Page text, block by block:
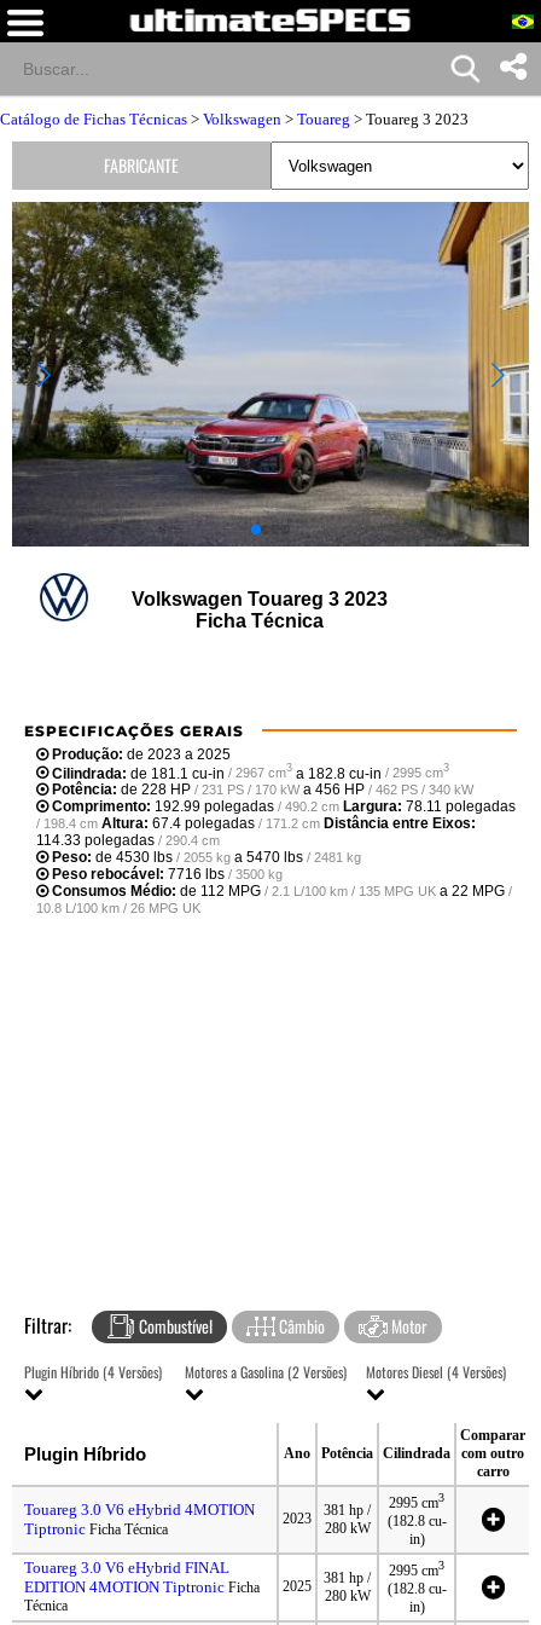
Catálogo de Fichas Técnicas > Volkswagen > Touareg > Touareg 3 2023
Volkswagen Touareg 3 2023
Ficha Técnica
ESPECIFICAÇÕES GERAIS
Produção: de 2023 a 2025
Cilindrada: de 181.1 cu-in / 2967 cm3 a 182.8 cu-in / 2995 cm3
Potência: de 228 HP / 231 PS / 170 kWa 456 HP / 462 PS / 340 kW
Comprimento: 192.99 polegadas / 490.2 cm Largura: 78.11 polegadas
/ 198.4 cm Altura: 67.4 polegadas / 171.2 cm Distância entre Eixos:
114.33 polegadas / 290.4 cm
Peso: de 4530 lbs / 2055 kg a 5470 lbs / 2481 kg
Peso rebocável: 7716 lbs / 3500 kg
Consumos Médio: de 112 MPG / 2.1 L/100 km / 135 MPG UK a 22 MPG /
10.8 L/100 km / 26 MPG UK
Filtrar: Combustível Câmbio Motor
Plugin Híbrido (4 Versões) Motores a Gasolina (2 Versões) Motores Diesel (4 Versões)
Plugin Híbrido Ano Potência Cilindrada
Comparar
com outro
carro
Touareg 3.0 V6 eHybrid 4MOTION
Tiptronic Ficha Técnica
2023
381 hp /
280 kW
2995 cm3
(182.8 cu-
in)
Touareg 3.0 V6 eHybrid FINAL
EDITION 4MOTION Tiptronic Ficha
Técnica
2025
381 hp /
280 kW
2995 cm3
(182.8 cu-
in)
FABRICANTE